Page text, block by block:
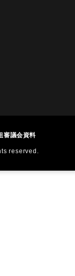
審議会資料
reserved.